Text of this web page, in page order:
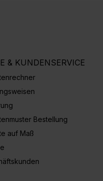
& KUNDENSERVICE
Bestellung
auf Maß